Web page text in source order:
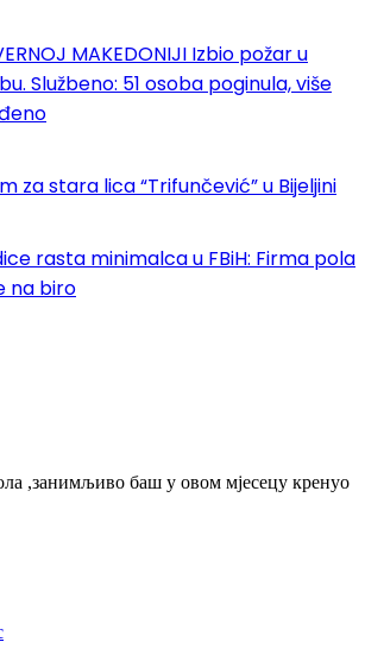
MAKEDONIJI Izbio požar u
Službeno: 51 osoba poginula, više
za stara lica “Trifunčević” u Bijeljini
rasta minimalca u FBiH: Firma pola
na biro
,занимљиво баш у овом мјесецу кренуо